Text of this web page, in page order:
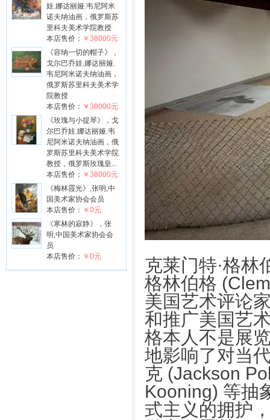
娃.娜达丽娅.韦尼阿米
诺夫纳油画，俄罗斯苏
里科夫美术学院教授
本店售价： ￥38000元
《容纳一切的帽子》，
戈尔巴乔娃.娜达丽娅.
韦尼阿米诺夫纳油画，
俄罗斯苏里科夫美术学
院教授
本店售价： ￥38000元
《玫瑰与小提琴》，戈
尔巴乔娃.娜达丽娅.韦
尼阿米诺夫纳油画，俄
罗斯苏里科夫美术学院
教授，俄罗斯玫瑰皇...
本店售价： ￥38000元
《梅林霞光》,张明,中
国美术家协会会员
本店售价： ￥0元
《寒林的寂静》，张
明,中国美术家协会会
员
本店售价： ￥0元
克莱门特·格林
格林伯格
美国艺术评论
和推广美国艺
格本人不是展
地影响了对当
克 (Jackson
Kooning) 等抽
式主义的拥护